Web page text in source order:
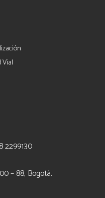
Vial
2299130
– 88, Bogotá.